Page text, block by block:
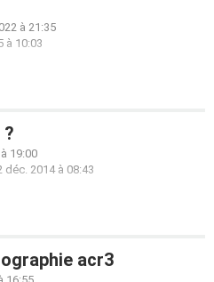
à 21:35
à 10:03
?
19:00
déc. 2014 à 08:43
acr3